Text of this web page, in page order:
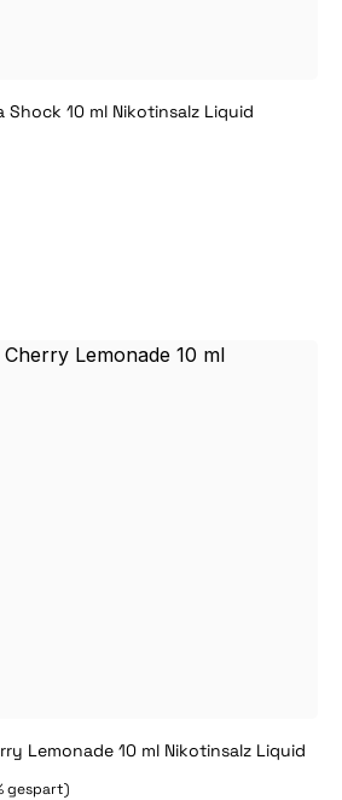
Shock 10 ml Nikotinsalz Liquid
Lemonade 10 ml Nikotinsalz Liquid
gespart)